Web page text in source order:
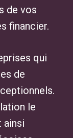
de vos
financier.
qui
de
le
ainsi